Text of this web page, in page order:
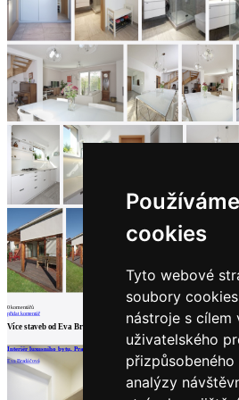
cookies
Tyto webové
soubory
nástroje s cílem
uživatelského
přizpůsobeného
analýzy
0komentářů
přidat komentář
Více staveb odEva Bradáčová
Interiér luxusního bytu, Praha
Eva Bradáčová
Rekonstrukce panelákového bytu
Eva Bradáčová
architektů
Katalog
dodavatelů
Vložit
inzerát
do
burzy
práce
Newsletter
Přihlaste se k odběru našeho pravidelného
týdenního newsletteru:
Fill in
© Archiweb, s.r.o. 1997-2026